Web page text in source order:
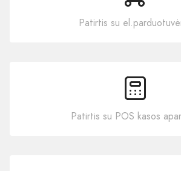
Patirtis su
Patirtis su POS kasos